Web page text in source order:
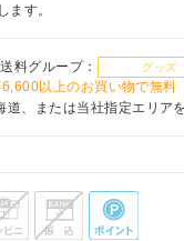
す。
送料グループ： グッズ
以上のお買い物で無料
、または当社指定エリア